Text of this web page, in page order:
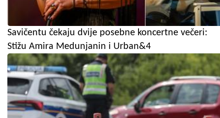
Savičentu čekaju dvije posebne koncertne večeri:
Stižu Amira Medunjanin i Urban&4